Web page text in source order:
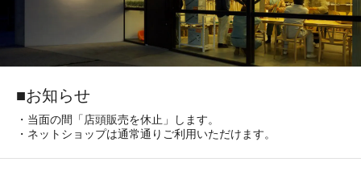
■お知らせ
・当面の間「店頭販売を休止」します。
・ネットショップは通常通りご利用いただけます。